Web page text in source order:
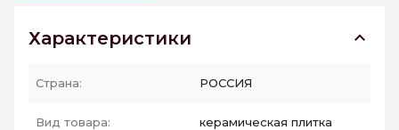
Характеристики
Страна: РОССИЯ
Вид товара: керамическая плитка